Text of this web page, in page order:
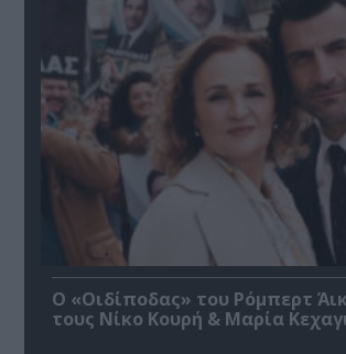
O «Οιδίποδας» του Ρόμπερτ
τους Νίκο Κουρή & Μαρία